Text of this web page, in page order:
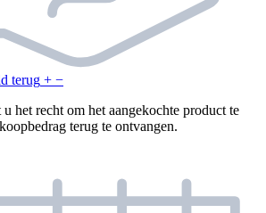
terug + −
het recht om het aangekochte product te
terug te ontvangen.